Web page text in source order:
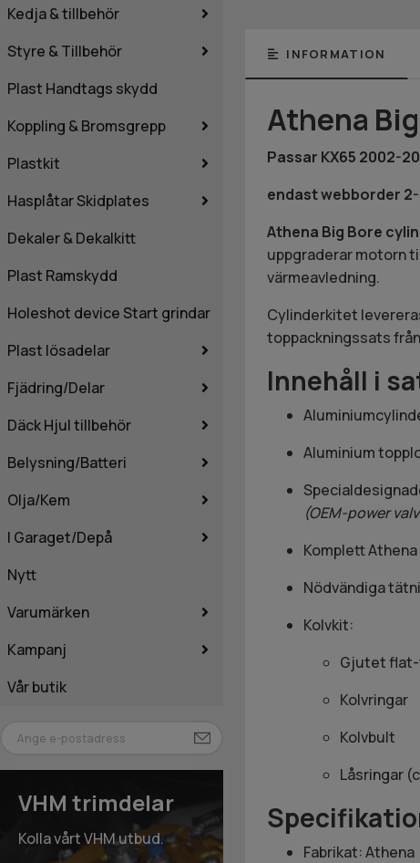
Kedja & tillbehör
Styre & Tillbehör
Plast Handtags skydd
Koppling & Bromsgrepp
Plastkit
Hasplåtar Skidplates
Dekaler & Dekalkitt
Plast Ramskydd
Holeshot device Start grindar
Plast lösadelar
Fjädring/Delar
Däck Hjul tillbehör
Belysning/Batteri
Olja/Kem
I Garaget/Depå
Nytt
Varumärken
Kampanj
Vår butik
VHM trimdelar
Kolla vårt VHM utbud.
INFORMATION
Athena
Passar KX65 2002-
endast webborder
Athena Big Bore
uppgraderar motorn
värmeavledning.
Cylinderkitet
toppackningssats
Innehåll i
Aluminium
(OEM-power
Komplett
Nödvändiga
Kolvkit:
Gjutet
Kolvringar
Kolvbult
Låsringar
Fabrikat: Athena